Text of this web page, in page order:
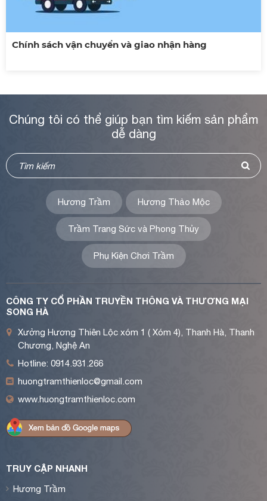
Chính sách vận chuyển và giao nhận hàng
Chúng tôi có thể giúp bạn tìm kiếm sản phẩm
dễ dàng
Hương Trầm Hương Thảo Mộc
Trầm Trang Sức và Phong Thủy
Phụ Kiện Chơi Trầm
CÔNG TY CỔ PHẦN TRUYỀN THÔNG VÀ THƯƠNG MẠI
SONG HÀ
Xưởng Hương Thiên Lộc xóm 1 ( Xóm 4), Thanh Hà, Thanh
Chương, Nghệ An
Hotline: 0914.931.266
huongtramthienloc@gmail.com
www.huongtramthienloc.com
TRUY CẬP NHANH
Hương Trầm